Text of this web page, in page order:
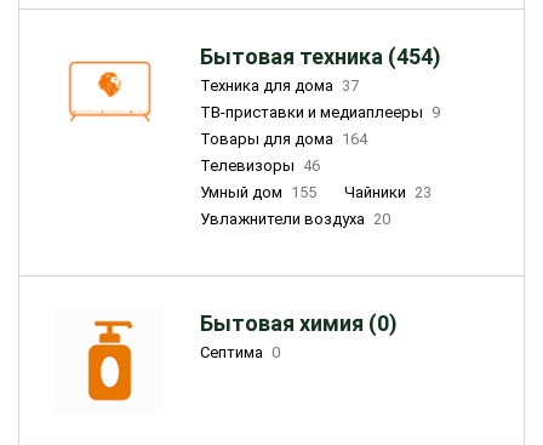
Бытовая техника (454)
Техника для дома 37
ТВ-приставки и медиаплееры 9
Товары для дома 164
Телевизоры 46
Умный дом 155 Чайники 23
Увлажнители воздуха 20
Бытовая химия (0)
Септима 0